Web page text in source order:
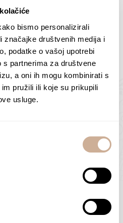
bismo personalizirali
značajke društvenih medija i
podatke o vašoj upotrebi
s partnerima za društvene
a oni ih mogu kombinirati s
pružili ili koje su prikupili
usluge.
75,00 €
€
Antarktika – krajolik
2
75,00€ – 138,00€Raspon
cijena:
od
ODABERI OPCIJE
Moreškanti – sjena
€Raspon
od
75,00 €
ODABERI OPCIJE